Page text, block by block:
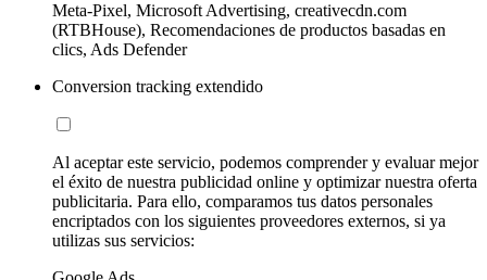
Meta-Pixel, Microsoft Advertising, creativecdn.com
(RTBHouse), Recomendaciones de productos basadas en
clics, Ads Defender
Conversion tracking extendido
Al aceptar este servicio, podemos comprender y evaluar mejor
el éxito de nuestra publicidad online y optimizar nuestra oferta
publicitaria. Para ello, comparamos tus datos personales
encriptados con los siguientes proveedores externos, si ya
utilizas sus servicios: